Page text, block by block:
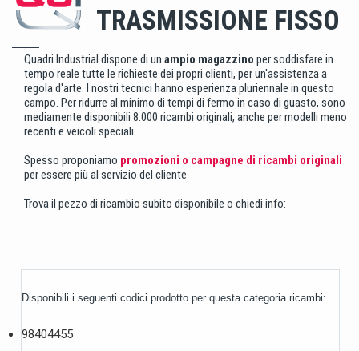
TRASMISSIONE FISSO
Quadri Industrial dispone di un ampio magazzino per soddisfare in
tempo reale tutte le richieste dei propri clienti, per un'assistenza a
regola d'arte. I nostri tecnici hanno esperienza pluriennale in questo
campo. Per ridurre al minimo di tempi di fermo in caso di guasto, sono
mediamente disponibili 8.000 ricambi originali, anche per modelli meno
recenti e veicoli speciali.
Spesso proponiamo promozioni o campagne di ricambi originali
per essere più al servizio del cliente
Trova il pezzo di ricambio subito disponibile o chiedi info:
Disponibili i seguenti codici prodotto per questa categoria ricambi:
98404455